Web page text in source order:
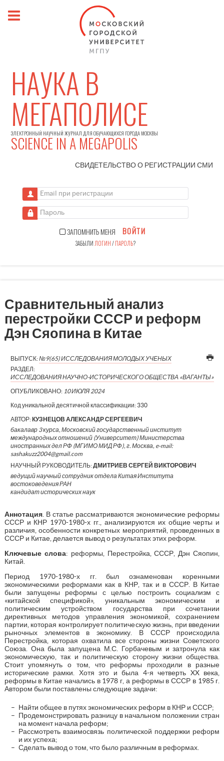
НАУКА В
МЕГАПОЛИСЕ
ЭЛЕКТРОННЫЙ НАУЧНЫЙ ЖУРНАЛ ДЛЯ ОБУЧАЮЩИХСЯ ГОРОДА МОСКВЫ
SCIENCE IN A MEGAPOLIS
СВИДЕТЕЛЬСТВО О РЕГИСТРАЦИИСМИ
Email при регистрации
Пароль
ЗАПОМНИТЬ МЕНЯ ВОЙТИ
ЗАБЫЛИ ЛОГИН/ПАРОЛЬ?
Сравнительный анализ
перестройки СССР и реформ
Дэн Сяопина в Китае
ВЫПУСК:№9(65) ИССЛЕДОВАНИЯ МОЛОДЫХ УЧЕНЫХ
РАЗДЕЛ:
ИССЛЕДОВАНИЯ НАУЧНО-ИСТОРИЧЕСКОГО ОБЩЕСТВА «ВАГАНТЫ»
ОПУБЛИКОВАНО: 10 ИЮЛЯ 2024
Код уникальной десятичной классификации: 330
АВТОР:КУЗНЕЦОВ АЛЕКСАНДР СЕРГЕЕВИЧ
бакалавр 3 курса, Московский государственный институт
международных отношений (Университет) Министерства
иностранных дел РФ (МГИМО МИД РФ), г. Москва, e-mail:
sashakuzz2004@gmail.com
НАУЧНЫЙ РУКОВОДИТЕЛЬ:ДМИТРИЕВ СЕРГЕЙ ВИКТОРОВИЧ
ведущий научный сотрудник отдела Китая Института
востоковедения РАН
кандидат исторических наук
Аннотация. В статье рассматриваются экономические реформы
СССР и КНР 1970-1980-х гг., анализируются их общие черты и
различия, особенности конкретных мероприятий, проведенных в
СССР и Китае, делается вывод о результатах этих реформ.
Ключевые слова: реформы, Перестройка, СССР, Дэн Сяопин,
Китай.
Период 1970-1980-х гг. был ознаменован коренными
экономическими реформами как в КНР, так и в СССР. В Китае
были запущены реформы с целью построить социализм с
«китайской спецификой», уникальным экономическим и
политическим устройством государства при сочетании
директивных методов управления экономикой, сохранением
партии, которая контролирует политическую жизнь, при введении
рыночных элементов в экономику. В СССР происходила
Перестройка, которая охватила все стороны жизни Советского
Союза. Она была запущена М.С. Горбачевым и затронула как
экономическую, так и политическую сторону жизни общества.
Стоит упомянуть о том, что реформы проходили в разные
исторические рамки. Хотя это и была 4-я четверть XX века,
реформы в Китае начались в 1978 г, а реформы в СССР в 1985 г.
Автором были поставлены следующие задачи:
Найти общее в путях экономических реформ в КНР и СССР;
Продемонстрировать разницу в начальном положении стран
на момент начала реформ;
Рассмотреть взаимосвязь политической поддержки реформ
и их успеха;
Сделать вывод о том, что было различным в реформах.